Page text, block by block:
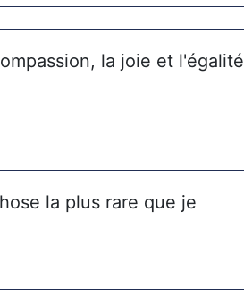
la joie et l'égalité
la plus rare que je